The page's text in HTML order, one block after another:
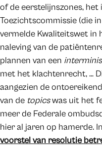
of de eerstelijnszones, het
Toezichtscommissie (die
vermelde Kwaliteitswet in
naleving van de
plannen van een
met het klachtenrecht, …
aangezien de
van de topicswas uit het
meer de Federale
hier al jaren op hamerde.
voorstel van resolutie